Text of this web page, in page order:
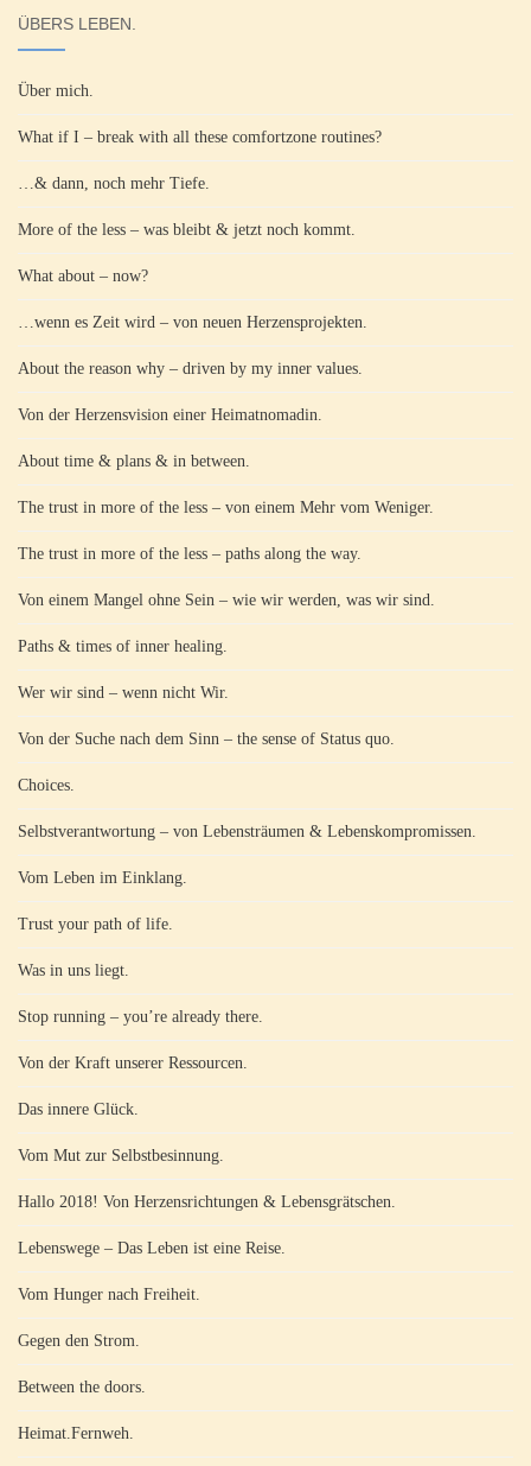
ÜBERS LEBEN.
Über mich.
What if I – break with all these comfortzone routines?
…& dann, noch mehr Tiefe.
More of the less – was bleibt & jetzt noch kommt.
What about – now?
…wenn es Zeit wird – von neuen Herzensprojekten.
About the reason why – driven by my inner values.
Von der Herzensvision einer Heimatnomadin.
About time & plans & in between.
The trust in more of the less – von einem Mehr vom Weniger.
The trust in more of the less – paths along the way.
Von einem Mangel ohne Sein – wie wir werden, was wir sind.
Paths & times of inner healing.
Wer wir sind – wenn nicht Wir.
Von der Suche nach dem Sinn – the sense of Status quo.
Choices.
Selbstverantwortung – von Lebensträumen & Lebenskompromissen.
Vom Leben im Einklang.
Trust your path of life.
Was in uns liegt.
Stop running – you’re already there.
Von der Kraft unserer Ressourcen.
Das innere Glück.
Vom Mut zur Selbstbesinnung.
Hallo 2018! Von Herzensrichtungen & Lebensgrätschen.
Lebenswege – Das Leben ist eine Reise.
Vom Hunger nach Freiheit.
Gegen den Strom.
Between the doors.
Heimat.Fernweh.